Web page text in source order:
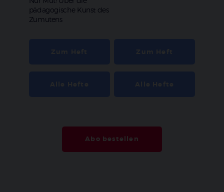
pädagogische Kunst des
Zumutens
Abo bestellen